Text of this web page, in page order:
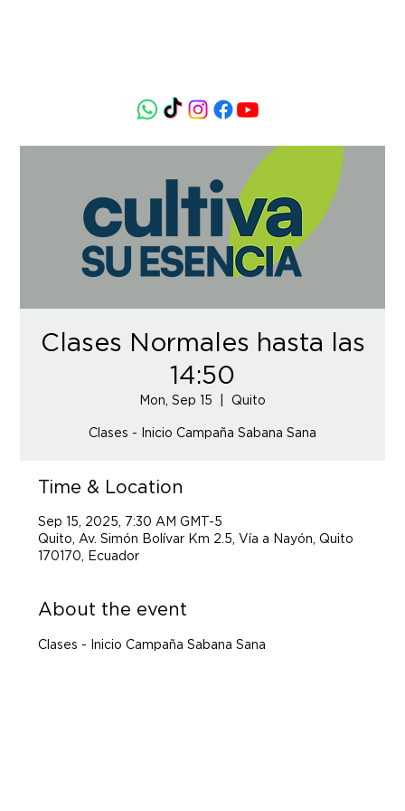
Clases Normales hasta las
14:50
Mon, Sep 15 Quito
Clases - Inicio Campaña Sabana Sana
Time & Location
Sep 15, 2025, 7:30 AM GMT-5
Quito, Av. Simón Bolívar Km 2.5, Vía a Nayón, Quito
170170, Ecuador
About the event
Clases - Inicio Campaña Sabana Sana